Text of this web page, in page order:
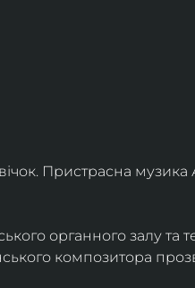
Пристрасна
органного залу та
композитора